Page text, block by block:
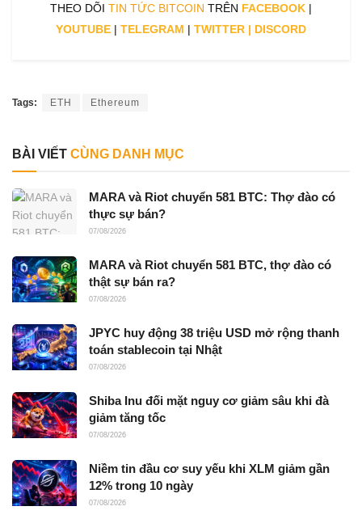
THEO DÕI TIN TỨC BITCOIN TRÊN FACEBOOK |
YOUTUBE | TELEGRAM | TWITTER | DISCORD
Tags: ETH Ethereum
BÀI VIẾT CÙNG DANH MỤC
MARA và Riot chuyển 581 BTC: Thợ đào có
thực sự bán?
07/08/2026
MARA và Riot chuyển 581 BTC, thợ đào có
thật sự bán ra?
07/08/2026
JPYC huy động 38 triệu USD mở rộng thanh
toán stablecoin tại Nhật
07/08/2026
Shiba Inu đối mặt nguy cơ giảm sâu khi đà
giảm tăng tốc
07/08/2026
Niềm tin đầu cơ suy yếu khi XLM giảm gần
12% trong 10 ngày
07/08/2026